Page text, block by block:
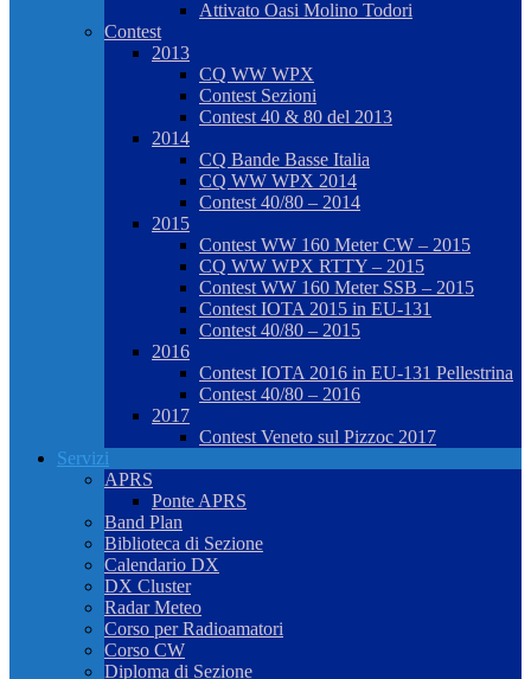
Attivato Oasi Molino Todori
Contest
2013
CQ WW WPX
Contest Sezioni
Contest 40 & 80 del 2013
2014
CQ Bande Basse Italia
CQ WW WPX 2014
Contest 40/80 – 2014
2015
Contest WW 160 Meter CW – 2015
CQ WW WPX RTTY – 2015
Contest WW 160 Meter SSB – 2015
Contest IOTA 2015 in EU-131
Contest 40/80 – 2015
2016
Contest IOTA 2016 in EU-131 Pellestrina
Contest 40/80 – 2016
2017
Contest Veneto sul Pizzoc 2017
Servizi
APRS
Ponte APRS
Band Plan
Biblioteca di Sezione
Calendario DX
DX Cluster
Radar Meteo
Corso per Radioamatori
Corso CW
Diploma di Sezione